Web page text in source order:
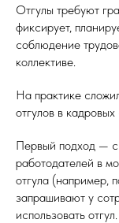
Отгулы требуют
фиксирует,
соблюдение
коллективе.
На практике
отгулов в
Первый подход — с
работодателей в
отгула (например,
запрашивают у
использовать